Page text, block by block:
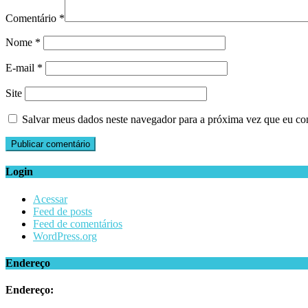
Comentário *
Nome *
E-mail *
Site
Salvar meus dados neste navegador para a próxima vez que eu
Login
Acessar
Feed de posts
Feed de comentários
WordPress.org
Endereço
Endereço: